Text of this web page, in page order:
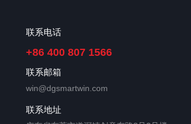
联系电话
+86 400 807 1566
联系邮箱
win@dgsmartwin.com
联系地址